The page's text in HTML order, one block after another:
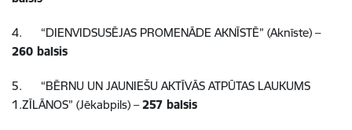
4.
“DIENVIDSUSĒJAS PROMENĀDE AKNĪSTĒ” (Aknīste) –
260 balsis
5.
“BĒRNU UN JAUNIEŠU AKTĪVĀS ATPŪTAS LAUKUMS
1.ZĪLĀNOS” (Jēkabpils) –257 balsis